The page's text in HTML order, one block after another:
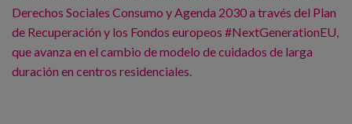
Derechos Sociales Consumo y Agenda 2030 a través del Plan
de Recuperación y los Fondos europeos #NextGenerationEU,
que avanza en el cambio de modelo de cuidados de larga
duración en centros residenciales.